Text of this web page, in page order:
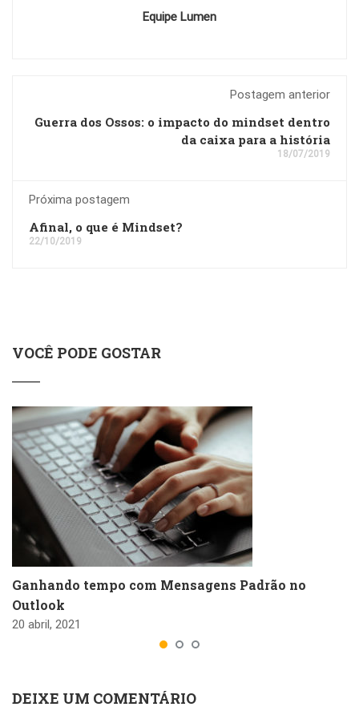
Equipe Lumen
Postagem anterior
Guerra dos Ossos: o impacto do mindset dentro
da caixa para a história
18/07/2019
Próxima postagem
Afinal, o que é Mindset?
22/10/2019
VOCÊ PODE GOSTAR
Ganhando tempo com Mensagens Padrão no
Outlook
20 abril, 2021
DEIXE UM COMENTÁRIO